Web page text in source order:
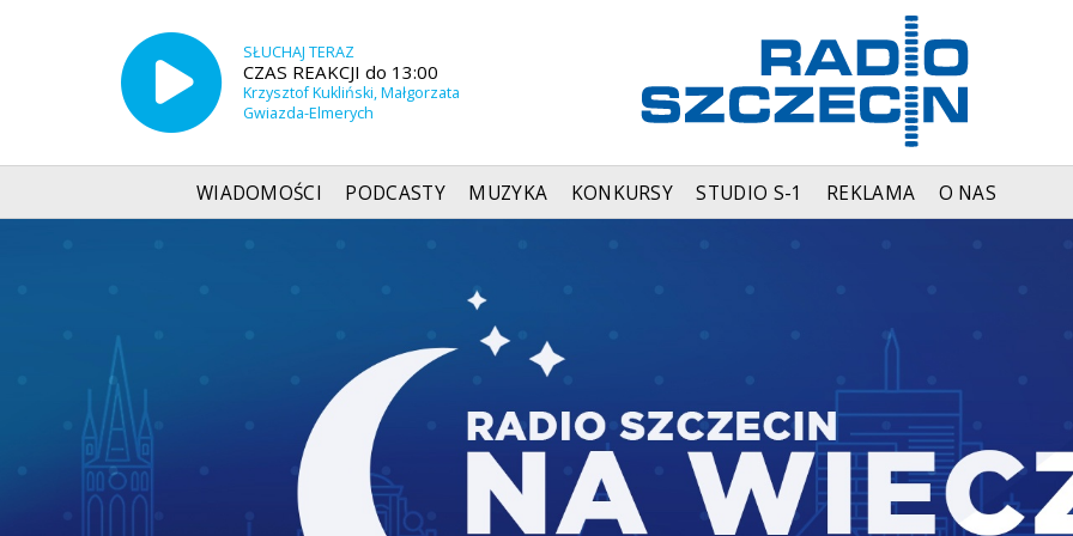
SŁUCHAJ TERAZ
CZAS REAKCJI do 13:00
Krzysztof Kukliński, Małgorzata
Gwiazda-Elmerych
WIADOMOŚCI PODCASTY MUZYKA KONKURSY STUDIO S-1 REKLAMA O NAS